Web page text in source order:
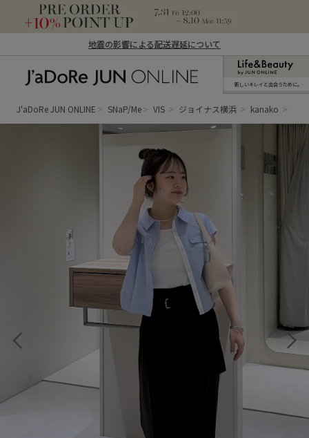
地震の影響による配送遅延について
ン オンライン）
新しいキレイと出合うために。
J'aDoRe JUN ONLINE SNaP/Me VIS ジョイナス横浜 kanako